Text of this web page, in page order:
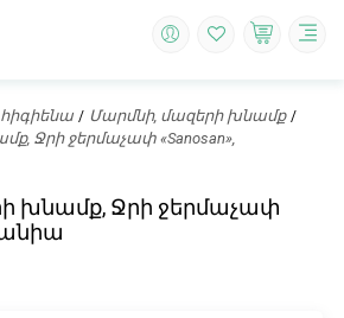
Մարմնի, մազերի խնամք
Ջրի ջերմաչափ «Sanosan»,
խնամք, Ջրի ջերմաչափ